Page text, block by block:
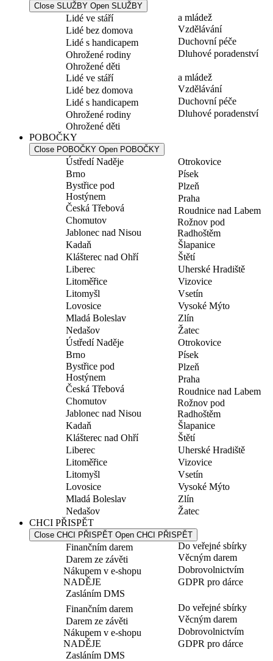
Close SLUŽBY Open SLUŽBY
Lidé ve stáří
Lidé bez domova
Lidé s handicapem
Ohrožené rodiny
Ohrožené děti
a mládež
Vzdělávání
Duchovní péče
Dluhové poradenství
Lidé ve stáří
Lidé bez domova
Lidé s handicapem
Ohrožené rodiny
Ohrožené děti
a mládež
Vzdělávání
Duchovní péče
Dluhové poradenství
POBOČKY
Close POBOČKY Open POBOČKY
Ústředí Naděje
Brno
Bystřice pod
Hostýnem
Česká Třebová
Chomutov
Jablonec nad Nisou
Kadaň
Klášterec nad Ohří
Liberec
Litoměřice
Litomyšl
Lovosice
Mladá Boleslav
Nedašov
Otrokovice
Písek
Plzeň
Praha
Roudnice nad Labem
Rožnov pod
Radhoštěm
Šlapanice
Štětí
Uherské Hradiště
Vizovice
Vsetín
Vysoké Mýto
Zlín
Žatec
Ústředí Naděje
Brno
Bystřice pod
Hostýnem
Česká Třebová
Chomutov
Jablonec nad Nisou
Kadaň
Klášterec nad Ohří
Liberec
Litoměřice
Litomyšl
Lovosice
Mladá Boleslav
Nedašov
Otrokovice
Písek
Plzeň
Praha
Roudnice nad Labem
Rožnov pod
Radhoštěm
Šlapanice
Štětí
Uherské Hradiště
Vizovice
Vsetín
Vysoké Mýto
Zlín
Žatec
CHCI PŘISPĚT
Close CHCI PŘISPĚT Open CHCI PŘISPĚT
Finančním darem
Darem ze závěti
Nákupem v e-shopu
NADĚJE
Zasláním DMS
Do veřejné sbírky
Věcným darem
Dobrovolnictvím
GDPR pro dárce
Finančním darem
Darem ze závěti
Nákupem v e-shopu
NADĚJE
Zasláním DMS
Do veřejné sbírky
Věcným darem
Dobrovolnictvím
GDPR pro dárce